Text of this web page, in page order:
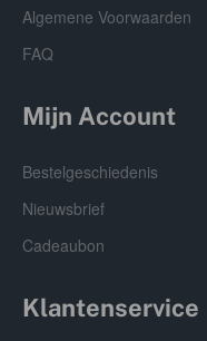
Algemene Voorwaarden
FAQ
Mijn Account
Bestelgeschiedenis
Nieuwsbrief
Cadeaubon
Klantenservice